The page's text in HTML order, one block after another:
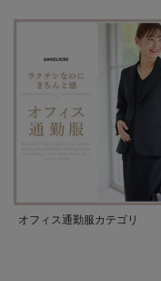
オフィス通勤服カテゴリ